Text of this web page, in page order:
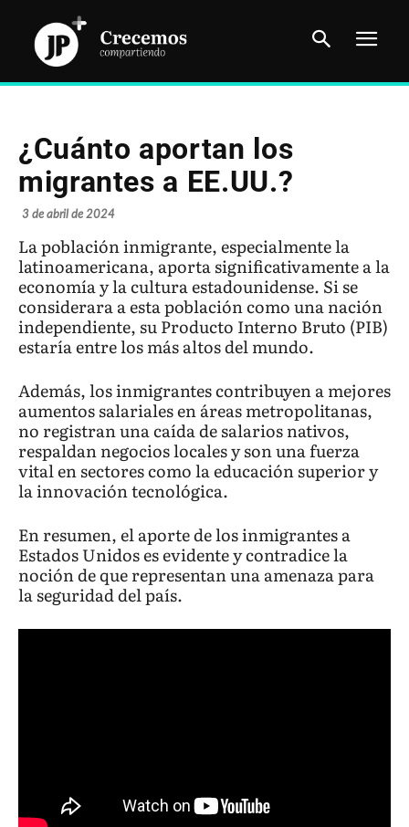
¿Cuánto aportan los
migrantes a EE.UU.?
3 de abril de 2024
La población inmigrante, especialmente la
latinoamericana, aporta significativamente a la
economía y la cultura estadounidense. Si se
considerara a esta población como una nación
independiente, su Producto Interno Bruto (PIB)
estaría entre los más altos del mundo.
Además, los inmigrantes contribuyen a mejores
aumentos salariales en áreas metropolitanas,
no registran una caída de salarios nativos,
respaldan negocios locales y son una fuerza
vital en sectores como la educación superior y
la innovación tecnológica.
En resumen, el aporte de los inmigrantes a
Estados Unidos es evidente y contradice la
noción de que representan una amenaza para
la seguridad del país.